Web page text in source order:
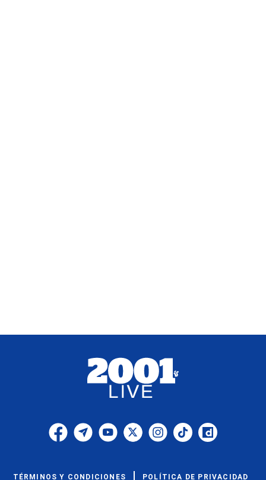
TÉRMINOS Y CONDICIONES POLÍTICA DE PRIVACIDAD